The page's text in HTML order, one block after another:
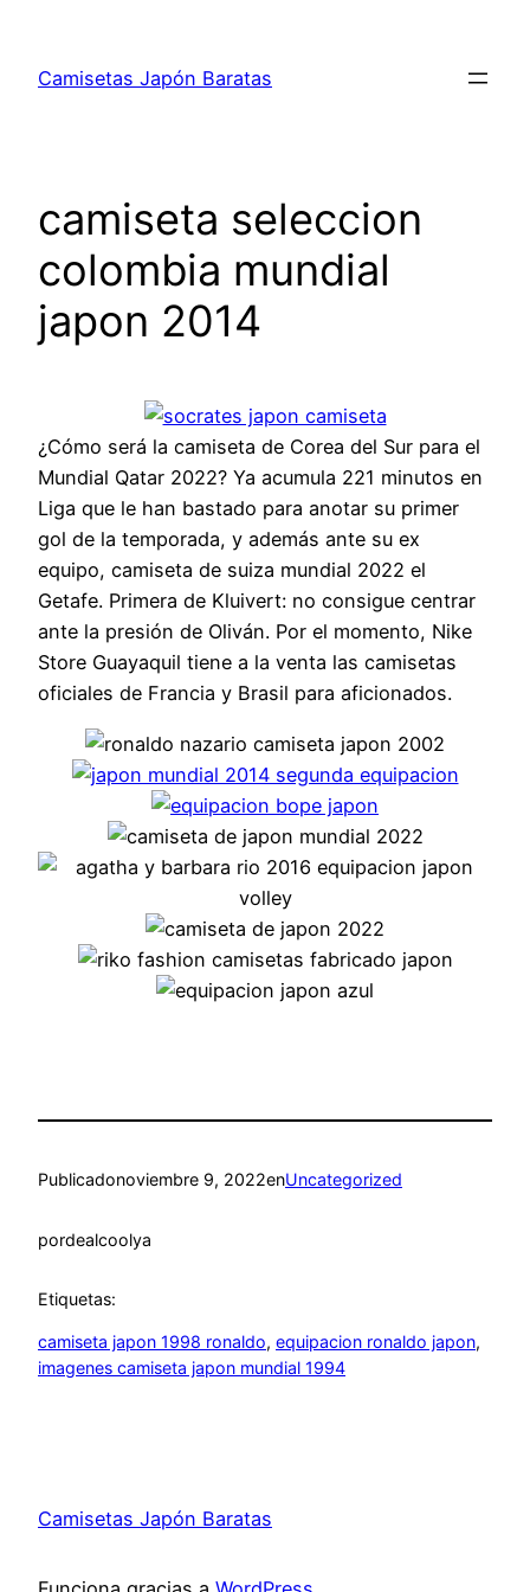
contenido
Camisetas Japón Baratas
camiseta seleccion
colombia mundial
japon 2014
¿Cómo será la camiseta de Corea del Sur para el
Mundial Qatar 2022? Ya acumula 221 minutos en
Liga que le han bastado para anotar su primer
gol de la temporada, y además ante su ex
equipo, camiseta de suiza mundial 2022 el
Getafe. Primera de Kluivert: no consigue centrar
ante la presión de Oliván. Por el momento, Nike
Store Guayaquil tiene a la venta las camisetas
oficiales de Francia y Brasil para aficionados.
Publicadonoviembre 9, 2022enUncategorized
pordealcoolya
Etiquetas:
camiseta japon 1998 ronaldo, equipacion ronaldo japon
imagenes camiseta japon mundial 1994
Camisetas Japón Baratas